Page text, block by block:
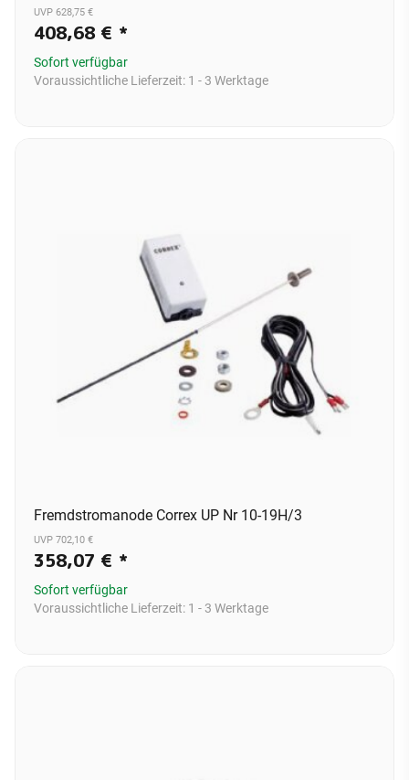
UVP 628,75 €
408,68 € *
Sofort verfügbar
Voraussichtliche Lieferzeit: 1 - 3 Werktage
Fremdstromanode Correx UP Nr 10-19H/3
UVP 702,10 €
358,07 € *
Sofort verfügbar
Voraussichtliche Lieferzeit: 1 - 3 Werktage